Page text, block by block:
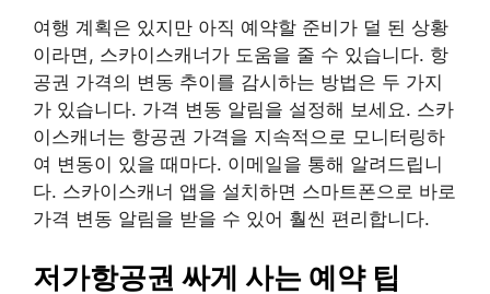
여행 계획은 있지만 아직 예약할 준비가 덜 된 상황
이라면, 스카이스캐너가 도움을 줄 수 있습니다. 항
공권 가격의 변동 추이를 감시하는 방법은 두 가지
가 있습니다. 가격 변동 알림을 설정해 보세요. 스카
이스캐너는 항공권 가격을 지속적으로 모니터링하
여 변동이 있을 때마다. 이메일을 통해 알려드립니
다. 스카이스캐너 앱을 설치하면 스마트폰으로 바로
가격 변동 알림을 받을 수 있어 훨씬 편리합니다.
저가항공권 싸게 사는 예약 팁